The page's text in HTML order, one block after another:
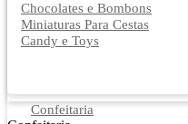
Chocolates e Bombons
Miniaturas Para Cestas
Candy e Toys
Confeitaria